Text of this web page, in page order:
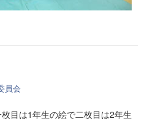
員会
目は1年生の絵で二枚目は2年生